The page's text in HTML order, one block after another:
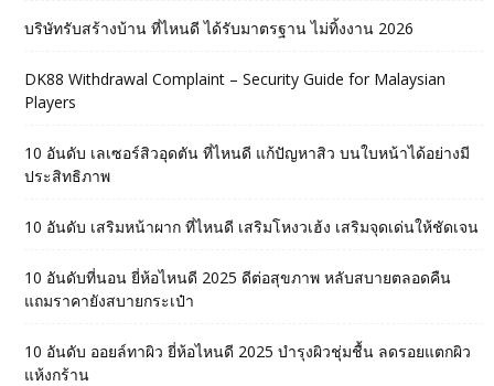
บริษัทรับสร้างบ้าน ที่ไหนดี ได้รับมาตรฐาน ไม่ทิ้งงาน 2026
DK88 Withdrawal Complaint – Security Guide for Malaysian
Players
10 อันดับ เลเซอร์สิวอุดตัน ที่ไหนดี แก้ปัญหาสิว บนใบหน้าได้อย่างมี
ประสิทธิภาพ
10 อันดับ เสริมหน้าผาก ที่ไหนดี เสริมโหงวเฮ้ง เสริมจุดเด่นให้ชัดเจน
10 อันดับที่นอน ยี่ห้อไหนดี 2025 ดีต่อสุขภาพ หลับสบายตลอดคืน
แถมราคายังสบายกระเป๋า
10 อันดับ ออยล์ทาผิว ยี่ห้อไหนดี 2025 บำรุงผิวชุ่มชื้น ลดรอยแตกผิว
แห้งกร้าน